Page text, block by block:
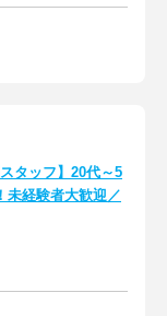
タッフ】20代～5
未経験者大歓迎／